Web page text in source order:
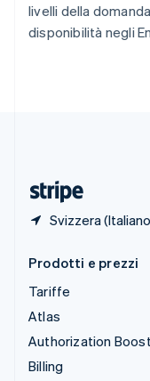
livelli della
disponibilità negli
Svizzera
Stati Uniti
EnglishEspañol简
Prodotti e prezzi
Tariffe
Atlas
Authorization
Billing